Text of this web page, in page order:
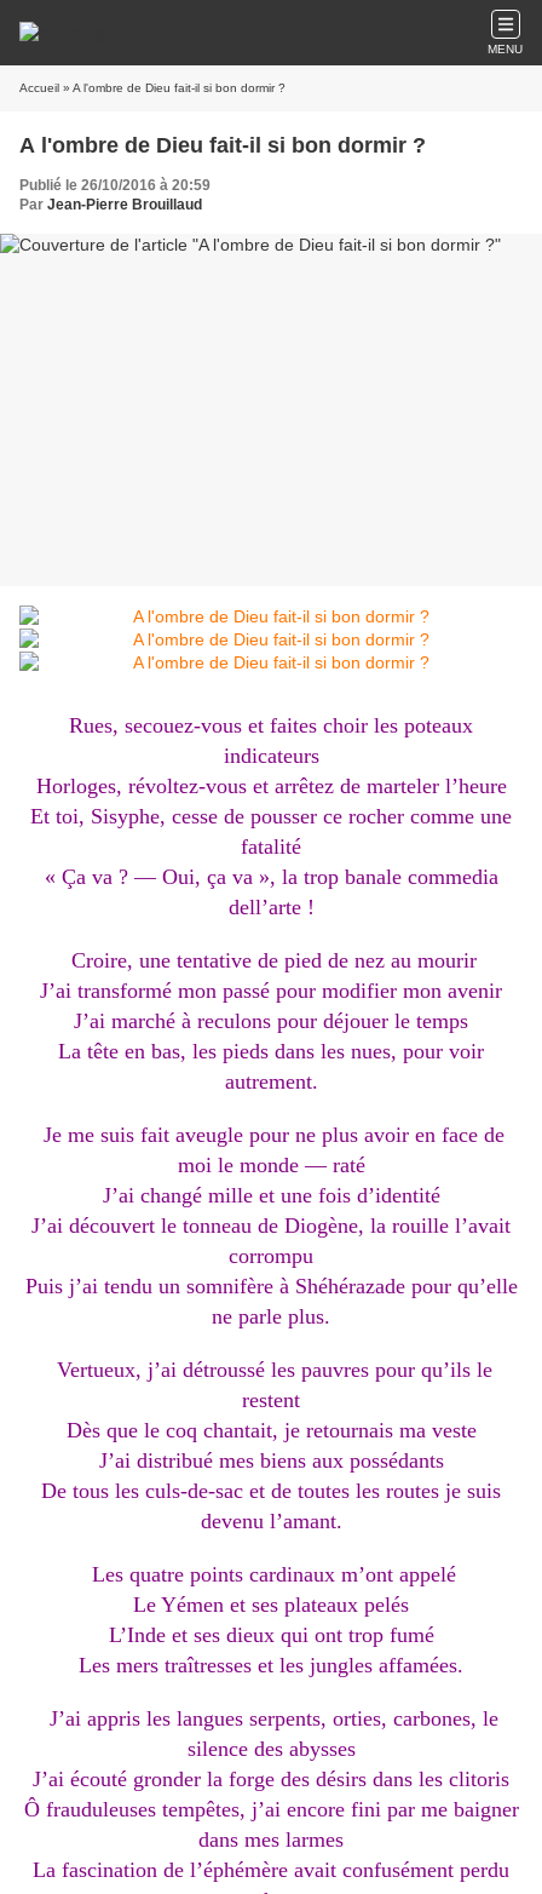
MENU
Accueil » A l'ombre de Dieu fait-il si bon dormir ?
A l'ombre de Dieu fait-il si bon dormir ?
Publié le 26/10/2016 à 20:59
Par Jean-Pierre Brouillaud
Rues, secouez-vous et faites choir les poteaux
indicateurs
Horloges, révoltez-vous et arrêtez de marteler l’heure
Et toi, Sisyphe, cesse de pousser ce rocher comme une
fatalité
« Ça va ? — Oui, ça va », la trop banale commedia
dell’arte !
Croire, une tentative de pied de nez au mourir
J’ai transformé mon passé pour modifier mon avenir
J’ai marché à reculons pour déjouer le temps
La tête en bas, les pieds dans les nues, pour voir
autrement.
Je me suis fait aveugle pour ne plus avoir en face de
moi le monde — raté
J’ai changé mille et une fois d’identité
J’ai découvert le tonneau de Diogène, la rouille l’avait
corrompu
Puis j’ai tendu un somnifère à Shéhérazade pour qu’elle
ne parle plus.
Vertueux, j’ai détroussé les pauvres pour qu’ils le
restent
Dès que le coq chantait, je retournais ma veste
J’ai distribué mes biens aux possédants
De tous les culs-de-sac et de toutes les routes je suis
devenu l’amant.
Les quatre points cardinaux m’ont appelé
Le Yémen et ses plateaux pelés
L’Inde et ses dieux qui ont trop fumé
Les mers traîtresses et les jungles affamées.
J’ai appris les langues serpents, orties, carbones, le
silence des abysses
J’ai écouté gronder la forge des désirs dans les clitoris
Ô frauduleuses tempêtes, j’ai encore fini par me baigner
dans mes larmes
La fascination de l’éphémère avait confusément perdu